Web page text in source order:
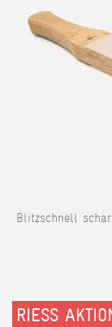
Blitzschnell
RIESS